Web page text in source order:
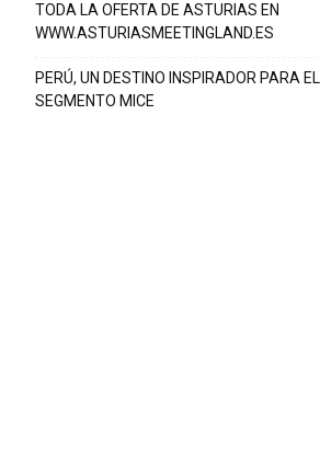
TODA LA OFERTA DE ASTURIAS EN
WWW.ASTURIASMEETINGLAND.ES
PERÚ, UN DESTINO INSPIRADOR PARA EL
SEGMENTO MICE